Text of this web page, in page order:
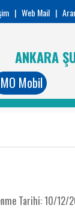
| Web Mail |
ANKARA
Mobil
Tarihi: 10/12/